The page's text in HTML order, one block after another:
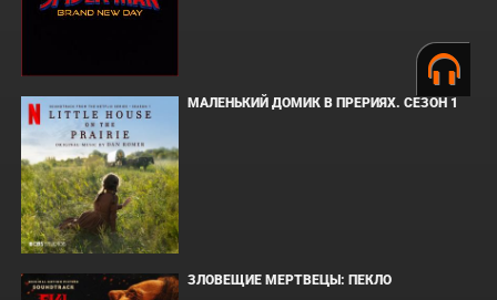
МАЛЕНЬКИЙ ДОМИК В ПРЕРИЯХ. СЕЗОН 1
ЗЛОВЕЩИЕ МЕРТВЕЦЫ: ПЕКЛО